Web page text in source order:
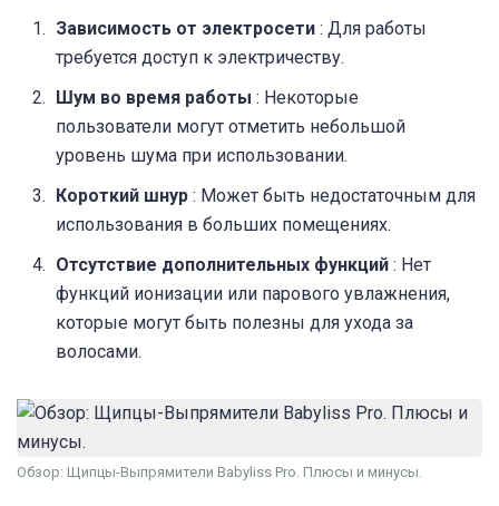
Зависимость от электросети : Для работы
требуется доступ к электричеству.
Шум во время работы : Некоторые
пользователи могут отметить небольшой
уровень шума при использовании.
Короткий шнур : Может быть недостаточным для
использования в больших помещениях.
Отсутствие дополнительных функций : Нет
функций ионизации или парового увлажнения,
которые могут быть полезны для ухода за
волосами.
Обзор: Щипцы-Выпрямители Babyliss Pro. Плюсы и минусы.